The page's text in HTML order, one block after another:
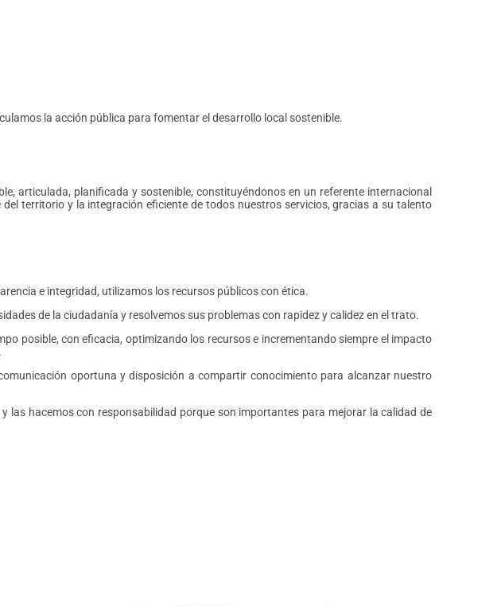
la acción pública para fomentar el desarrollo local sostenible.
articulada, planificada y sostenible, constituyéndonos en un referente internacional
territorio y la integración eficiente de todos nuestros servicios, gracias a su talento
e integridad, utilizamos los recursos públicos con ética.
de la ciudadanía y resolvemos sus problemas con rapidez y calidez en el trato.
posible, con eficacia, optimizando los recursos e incrementando siempre el impacto
oportuna y disposición a compartir conocimiento para alcanzar nuestro
las hacemos con responsabilidad porque son importantes para mejorar la calidad de